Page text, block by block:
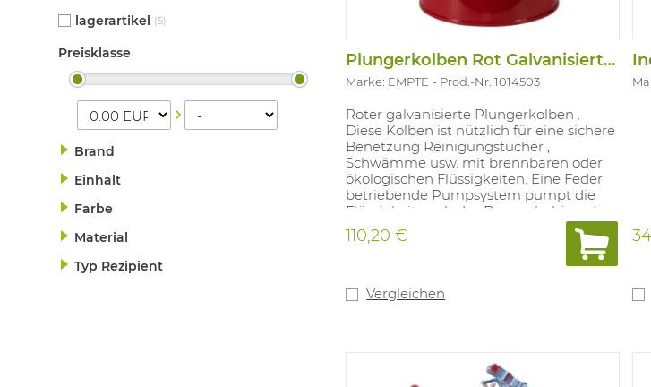
lagerartikel (5)
Preisklasse
Brand
Einhalt
Farbe
Material
Typ Rezipient
Plungerkolben Rot Galvanisiert 2L
Marke: EMPTE Prod.-Nr. 1014503
Roter galvanisierte Plungerkolben .
Diese Kolben ist nützlich für eine sichere
Benetzung Reinigungstücher ,
Schwämme usw. mit brennbaren oder
ökologischen Flüssigkeiten. Eine Feder
betriebende Pumpsystem pumpt die
Flüssigkeit nach das Dumpelschirm dass
das Verbrauch beschränkt bis ein
Minimum und sofort auch dient wie
eine Flammeanzeige. Die überschüssige
kommen. Kapazität: 2 Liter.
110,20 €
Vergleichen